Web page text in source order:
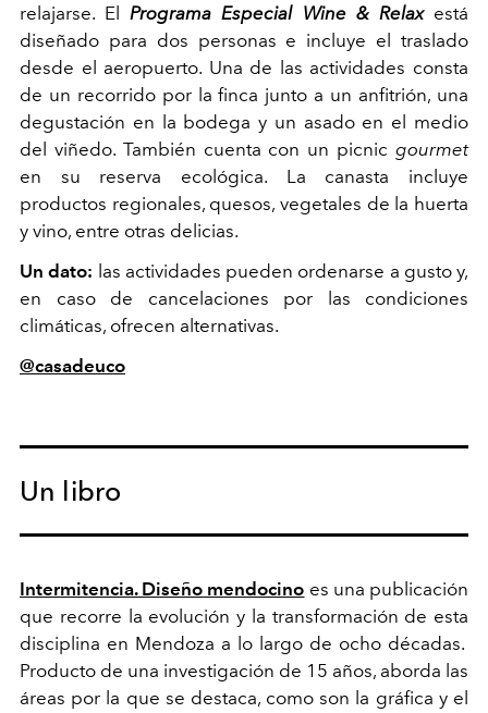
relajarse. ElPrograma Especial Wine & Relax está
diseñado para dos personas e incluye el traslado
desde el aeropuerto. Una de las actividades consta
de un recorrido por la finca junto a un anfitrión, una
degustación en la bodega y un asado en el medio
del viñedo. También cuenta con un picnic gourmet
en su reserva ecológica. La canasta incluye
productos regionales, quesos, vegetales de la huerta
y vino, entre otras delicias.
Un dato: las actividades pueden ordenarse a gusto y,
en caso de cancelaciones por las condiciones
climáticas, ofrecen alternativas.
@casadeuco
Un libro
Intermitencia. Diseño mendocino es una publicación
que recorre la evolución y la transformación de esta
disciplina en Mendoza a lo largo de ocho décadas.
Producto de una investigación de 15 años, aborda las
áreas por la que se destaca, como son la gráfica y el